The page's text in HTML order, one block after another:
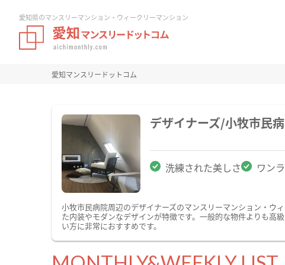
愛知県のマンスリーマンション・ウィークリーマンション
愛知マンスリードットコム
デザイナーズ/小牧市民
洗練された美しさ ワン
小牧市民病院周辺のデザイナーズのマンスリーマンション・ウ
た内装やモダンなデザインが特徴です。一般的な物件よりも高
い方に非常におすすめです。